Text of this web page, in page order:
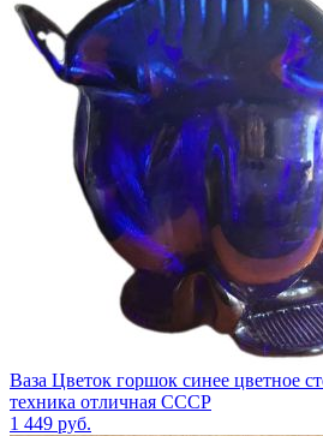
Ваза Цветок горшок синее цветное
техника отличная СССР
1 449 руб.